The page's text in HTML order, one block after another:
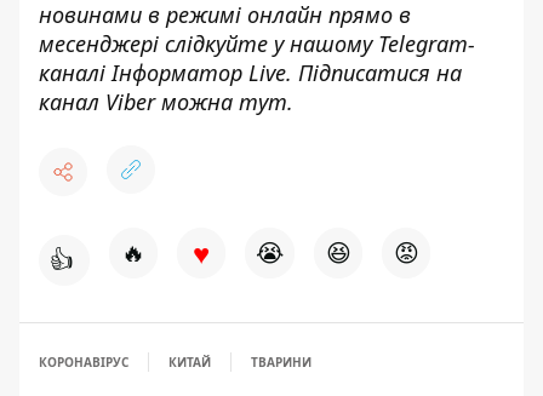
новинами в режимі онлайн прямо в
месенджері слідкуйте у нашому Telegram-
каналіІнформатор Live. Підписатися на
канал Viber можна тут.
👍 🔥 ♥ 😭 😆 😡
КОРОНАВІРУС КИТАЙ ТВАРИНИ